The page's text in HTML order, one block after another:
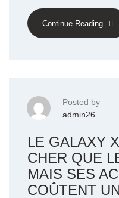
Continue Reading
Posted by
admin26
LE GALAXY
CHER QUE
MAIS SES
COÛTENT